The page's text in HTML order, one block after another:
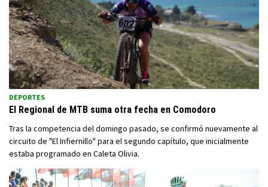
DEPORTES
El Regional de MTB suma otra fecha en Comodoro
Tras la competencia del domingo pasado, se confirmó nuevamente al
circuito de "El Infiernillo" para el segundo capítulo, que inicialmente
estaba programado en Caleta Olivia.